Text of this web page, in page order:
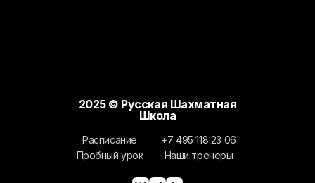
2025 © Русская Шахматная
Школа
+7 495 118 23 06
Наши тренеры
Расписание
Пробный урок